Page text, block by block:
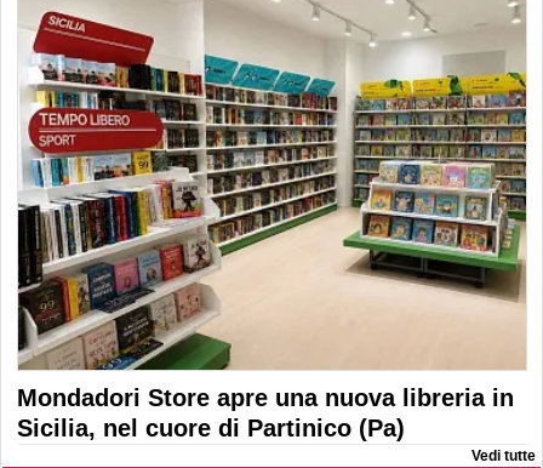
Mondadori Store apre una nuova libreria in
Sicilia, nel cuore di Partinico (Pa)
Vedi tutte